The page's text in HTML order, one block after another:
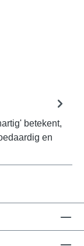
betekent,
en